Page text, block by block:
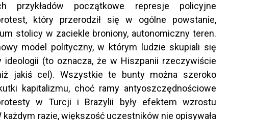
przykładów początkowe represje policyjne
który przerodził się w ogólne powstanie,
stolicy w zaciekle broniony, autonomiczny teren.
model polityczny, w którym ludzie skupiali się
ideologii (to oznacza, że w Hiszpanii rzeczywiście
jakiś cel). Wszystkie te bunty można szeroko
kapitalizmu, choć ramy antyoszczędnościowe
w Turcji i Brazylii były efektem wzrostu
razie, większość uczestników nie opisywała